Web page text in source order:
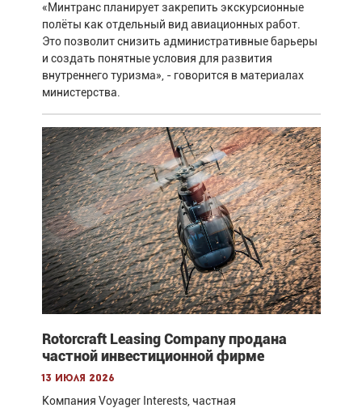
«Минтранс планирует закрепить экскурсионные
полёты как отдельный вид авиационных работ.
Это позволит снизить административные барьеры
и создать понятные условия для развития
внутреннего туризма», - говорится в материалах
министерства.
Rotorcraft Leasing Company продана
частной инвестиционной фирме
13 июля 2026
Компания Voyager Interests, частная